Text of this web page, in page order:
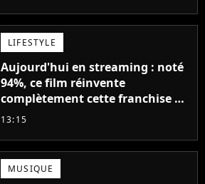
LIFESTYLE
Aujourd'hui en streaming : noté
94%, ce film réinvente
complètement cette franchise de
science-fiction vieille de 40 ans
13:15
MUSIQUE